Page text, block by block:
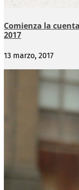
Comienza la
2017
13 marzo, 2017